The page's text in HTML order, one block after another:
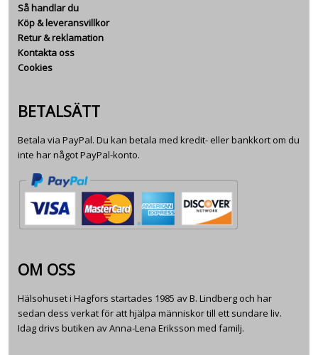
Så handlar du
Köp & leveransvillkor
Retur & reklamation
Kontakta oss
Cookies
BETALSÄTT
Betala via PayPal. Du kan betala med kredit- eller bankkort om du
inte har något PayPal-konto.
OM OSS
Hälsohuset i Hagfors startades 1985 av B. Lindberg och har
sedan dess verkat för att hjälpa människor till ett sundare liv.
Idag drivs butiken av Anna-Lena Eriksson med familj.